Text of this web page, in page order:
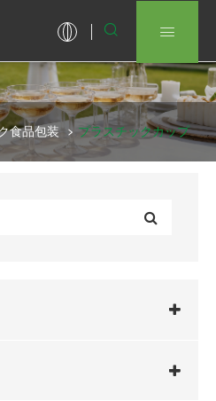
 
食品包装 プラスチックカップ